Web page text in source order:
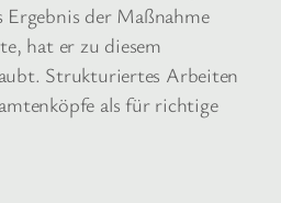
Ergebnis der Maßnahme
hat er zu diesem
Strukturiertes Arbeiten
als für richtige